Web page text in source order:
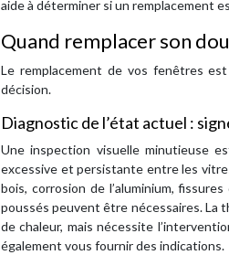
aide à déterminer si un remplacement
Quand remplacer son
Le remplacement de vos fenêtres
décision.
Diagnostic de l’état actuel :
Une inspection visuelle minutieuse
excessive et persistante entre les
bois, corrosion de l’aluminium,
poussés peuvent être nécessaires. La
de chaleur, mais nécessite
également vous fournir des indications.